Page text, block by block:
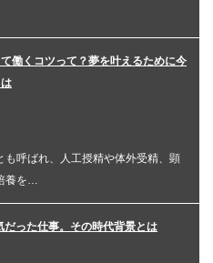
働くコツって？夢を叶えるために今
呼ばれ、人工授精や体外受精、顕
養を…
だった仕事。その時代背景とは